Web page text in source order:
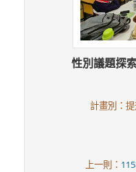
性別議題探
計畫別：
上一則：